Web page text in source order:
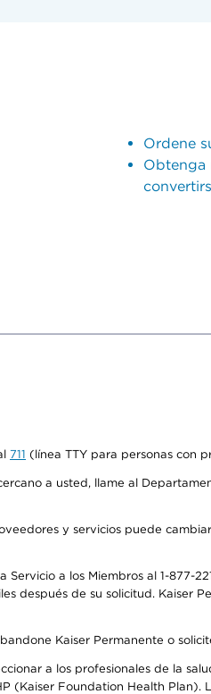
Ordene
Obtenga
711 (línea TTY para personas con
a usted, llame al
y servicios puede
a los Miembros al 1-877-
después de su solicitud. Kaiser
Kaiser Permanente o
a los profesionales de la
(Kaiser Foundation Health Plan).